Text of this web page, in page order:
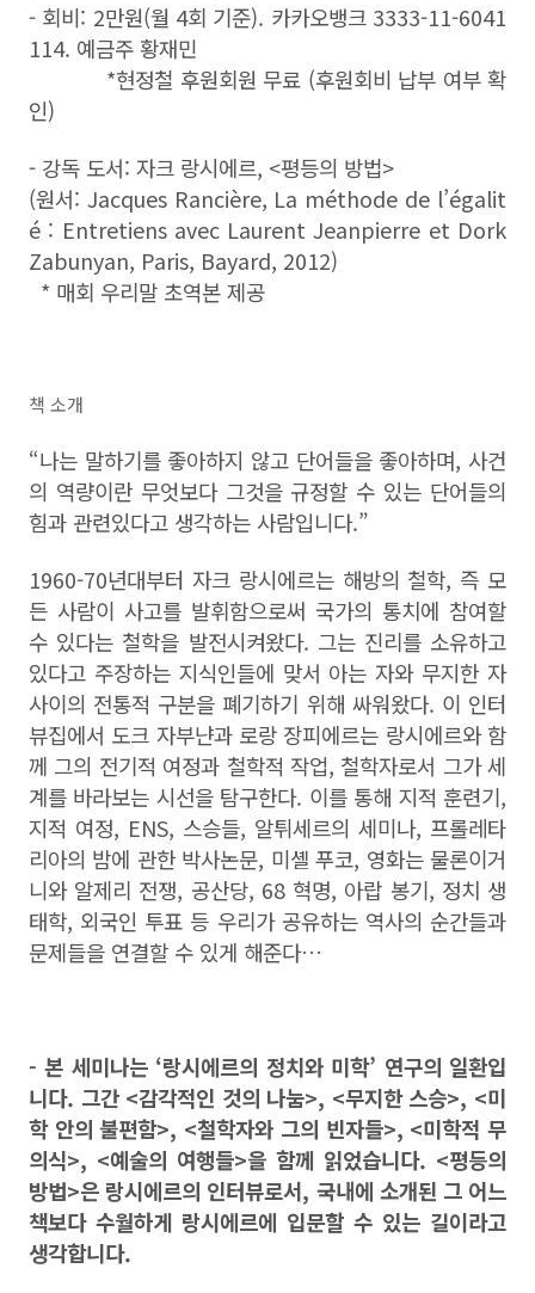
- 회비: 2만원(월 4회 기준). 카카오뱅크 3333-11-6041
114. 예금주 황재민
*현정철 후원회원 무료 (후원회비 납부 여부 확
인)
- 강독 도서: 자크 랑시에르, <평등의 방법>
(원서: Jacques Rancière, La méthode de l’égalit
é : Entretiens avec Laurent Jeanpierre et Dork
Zabunyan, Paris, Bayard, 2012)
* 매회 우리말 초역본 제공
책 소개
“나는 말하기를 좋아하지 않고 단어들을 좋아하며, 사건
의 역량이란 무엇보다 그것을 규정할 수 있는 단어들의
힘과 관련있다고 생각하는 사람입니다.”
1960-70년대부터 자크 랑시에르는 해방의 철학, 즉 모
든 사람이 사고를 발휘함으로써 국가의 통치에 참여할
수 있다는 철학을 발전시켜왔다. 그는 진리를 소유하고
있다고 주장하는 지식인들에 맞서 아는 자와 무지한 자
사이의 전통적 구분을 폐기하기 위해 싸워왔다. 이 인터
뷰집에서 도크 자부냔과 로랑 장피에르는 랑시에르와 함
께 그의 전기적 여정과 철학적 작업, 철학자로서 그가 세
계를 바라보는 시선을 탐구한다. 이를 통해 지적 훈련기,
지적 여정, ENS, 스승들, 알튀세르의 세미나, 프롤레타
리아의 밤에 관한 박사논문, 미셸 푸코, 영화는 물론이거
니와 알제리 전쟁, 공산당, 68 혁명, 아랍 봉기, 정치 생
태학, 외국인 투표 등 우리가 공유하는 역사의 순간들과
문제들을 연결할 수 있게 해준다…
- 본 세미나는 ‘랑시에르의 정치와 미학’ 연구의 일환입
니다. 그간 <감각적인 것의 나눔>, <무지한 스승>, <미
학 안의 불편함>, <철학자와 그의 빈자들>, <미학적 무
의식>, <예술의 여행들>을 함께 읽었습니다. <평등의
방법>은 랑시에르의 인터뷰로서, 국내에 소개된 그 어느
책보다 수월하게 랑시에르에 입문할 수 있는 길이라고
생각합니다.